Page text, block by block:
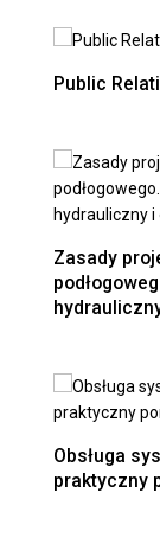
Public
Zasady
Obsługa
praktyczny